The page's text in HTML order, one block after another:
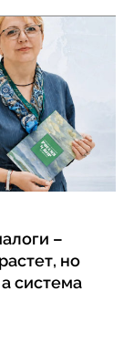
–
но
система